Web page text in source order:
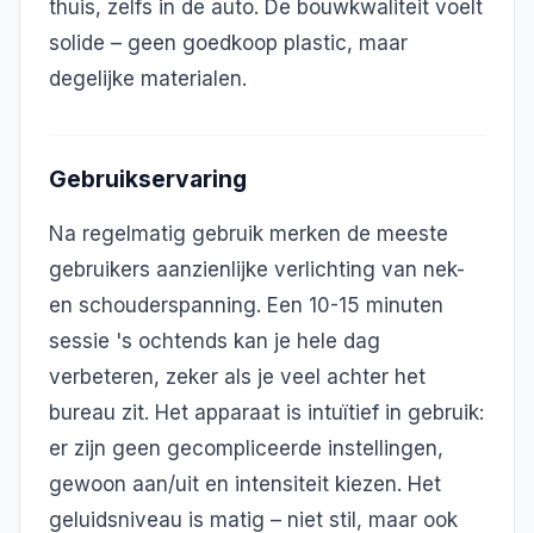
thuis, zelfs in de auto. De bouwkwaliteit voelt
solide – geen goedkoop plastic, maar
degelijke materialen.
Gebruikservaring
Na regelmatig gebruik merken de meeste
gebruikers aanzienlijke verlichting van nek-
en schouderspanning. Een 10-15 minuten
sessie 's ochtends kan je hele dag
verbeteren, zeker als je veel achter het
bureau zit. Het apparaat is intuïtief in gebruik:
er zijn geen gecompliceerde instellingen,
gewoon aan/uit en intensiteit kiezen. Het
geluidsniveau is matig – niet stil, maar ook